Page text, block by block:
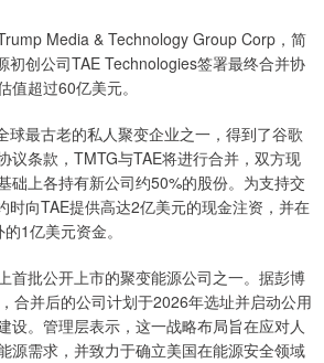
Media & Technology Group Corp，简
初创公司TAE Technologies签署最终合并协
值超过60亿美元。
球最古老的私人聚变企业之一，得到了谷歌
议条款，TMTG与TAE将进行合并，双方现
础上各持有新公司约50%的股份。为支持交
时向TAE提供高达2亿美元的现金注资，并在
1亿美元资金。
首批公开上市的聚变能源公司之一。据彭博
合并后的公司计划于2026年选址并启动公用
设。管理层表示，这一战略布局旨在应对人
源需求，并致力于确立美国在能源安全领域